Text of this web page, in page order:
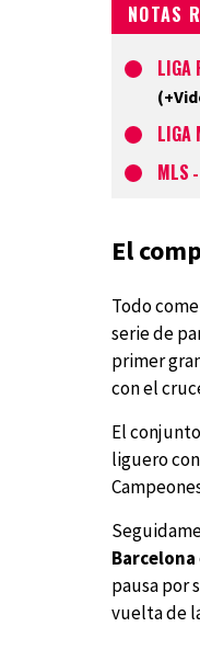
NOTAS
LIGA
LIGA
MLS -
El
Todo
serie de
primer
con el
El
liguero
Barcelona
pausa por
vuelta de